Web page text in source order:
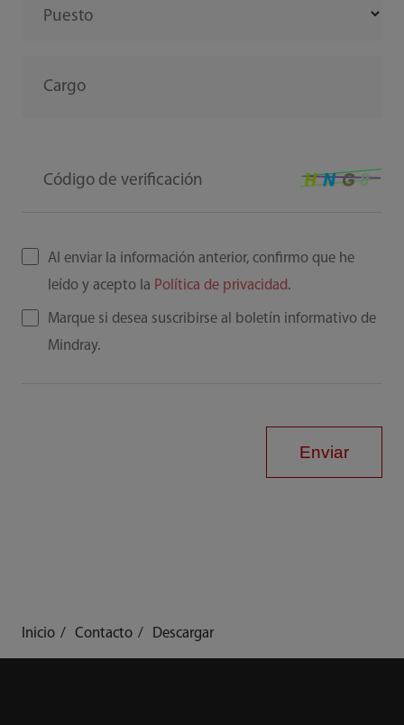
Puesto
Cargo
Código de verificación
Al enviar la información anterior, confirmo que he
leído y acepto la Política de privacidad.
Marque si desea suscribirse al boletín informativo de
Mindray.
Enviar
Inicio Contacto Descargar